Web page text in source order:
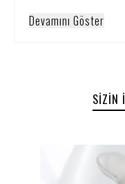
Devamını Göster
SIZIN